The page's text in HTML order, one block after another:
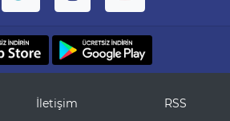
İletişim RSS